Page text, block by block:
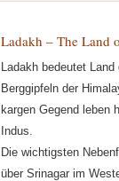
Ladakh – The Land
Ladakh bedeutet
Berggipfeln der
kargen Gegend leben
Indus.
Die wichtigsten
über Srinagar im